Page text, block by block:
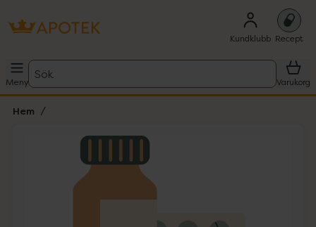
Kundklubb Recept
Meny
Sök
Varukorg
Hem
Lista: . Innehåller 1 objekt.